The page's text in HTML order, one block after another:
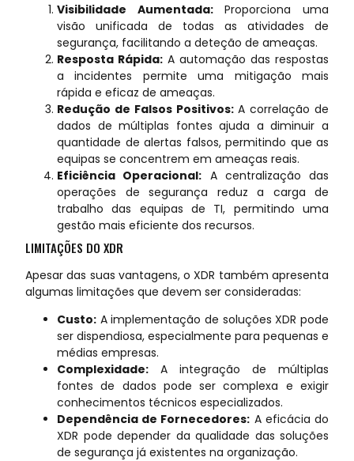
Visibilidade Aumentada:Proporciona uma
visão unificada de todas as atividades de
segurança, facilitando a deteção de ameaças.
Resposta Rápida: A automação das respostas
a incidentes permite uma mitigação mais
rápida e eficaz de ameaças.
Redução de Falsos Positivos:A correlação de
dados de múltiplas fontes ajuda a diminuir a
quantidade de alertas falsos, permitindo que as
equipas se concentrem em ameaças reais.
Eficiência Operacional: A centralização das
operações de segurança reduz a carga de
trabalho das equipas de TI, permitindo uma
gestão mais eficiente dos recursos.
LIMITAÇÕES DO XDR
Apesar das suas vantagens, o XDR também apresenta
algumas limitações que devem ser consideradas:
Custo: A implementação de soluções XDR pode
ser dispendiosa, especialmente para pequenas e
médias empresas.
Complexidade: A integração de múltiplas
fontes de dados pode ser complexa e exigir
conhecimentos técnicos especializados.
Dependência de Fornecedores: A eficácia do
XDR pode depender da qualidade das soluções
de segurança já existentes na organização.